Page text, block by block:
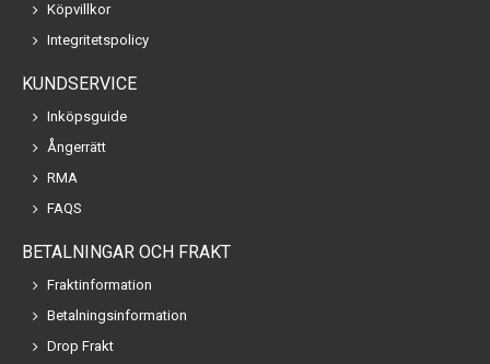
Köpvillkor
Integritetspolicy
KUNDSERVICE
Inköpsguide
Ångerrätt
RMA
FAQS
BETALNINGAR OCH FRAKT
Fraktinformation
Betalningsinformation
Drop Frakt